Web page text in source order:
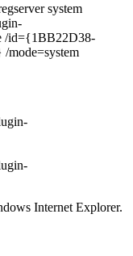
system
/id={1BB22D38-
mode=system
Internet Explorer.